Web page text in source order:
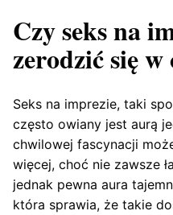
Czy seks na
zerodzić się w
Seks na imprezie, taki
często owiany jest aurą
chwilowej fascynacji
więcej, choć nie zawsze
jednak pewna aura
która sprawia, że takie